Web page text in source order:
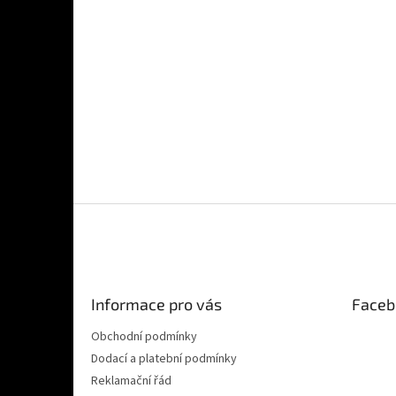
Informace pro vás
Obchodní podmínky
Dodací a platební podmínky
Reklamační řád